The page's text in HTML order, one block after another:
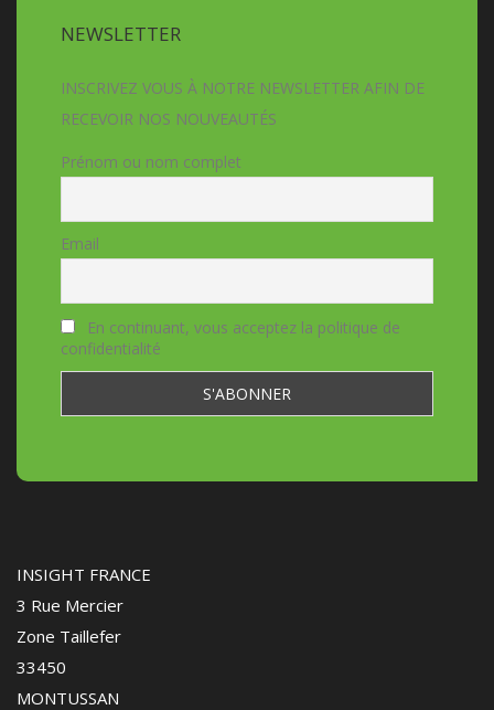
NEWSLETTER
INSCRIVEZ VOUS À NOTRE NEWSLETTER AFIN DE
RECEVOIR NOS NOUVEAUTÉS
Prénom ou nom complet
Email
En continuant, vous acceptez la politique de
confidentialité
INSIGHT FRANCE
3 Rue Mercier
Zone Taillefer
33450
MONTUSSAN